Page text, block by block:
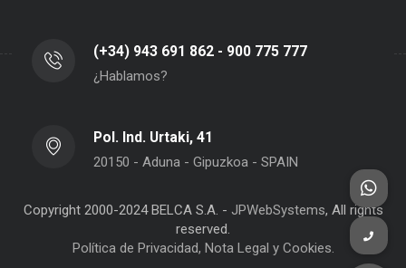
(+34) 943 691 862 - 900 775 777
¿Hablamos?
Pol. Ind. Urtaki, 41
20150 - Aduna - Gipuzkoa - SPAIN
Copyright 2000-2024 BELCA S.A. - JPWebSystems, All rights
reserved.
Política de Privacidad, Nota Legal y Cookies.